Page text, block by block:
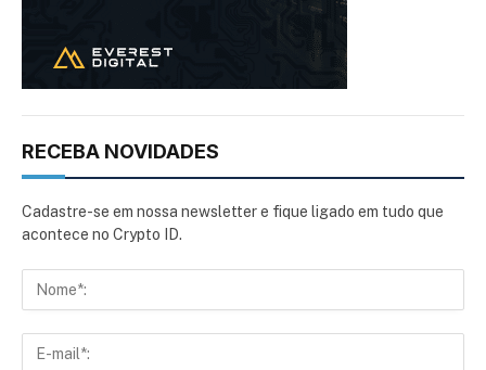
RECEBA NOVIDADES
Cadastre-se em nossa newsletter e fique ligado em tudo que
acontece no Crypto ID.